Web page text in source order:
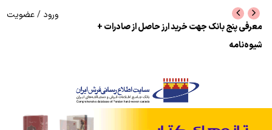
نرخ بازگشت ارز حاصل از صادرات + تکمیلی
ورود /عضویت